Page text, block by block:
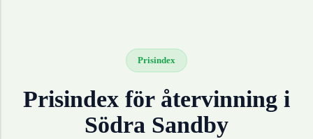
Prisindex
Prisindex för återvinning i
Södra Sandby